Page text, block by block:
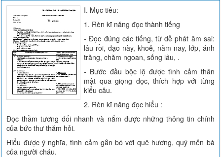
I. Mục tiêu:
1. Rèn kĩ năng đọc thành tiếng
- Đọc đúng các tiếng, từ dễ phát âm sai:
lâu rồi, dạo này, khoẻ, năm nay, lớp, ánh
trăng, chăm ngoan, sống lâu, .
- Bước đầu bộc lộ được tình cảm thân
mật qua giọng đọc, thích hợp với từng
kiểu câu.
2. Rèn kĩ năng đọc hiểu :
Đọc thầm tương đối nhanh và nắm được những thông tin chính
của bức thư thăm hỏi.
Hiểu được ý nghĩa, tình cảm gắn bó với quê hương, quý mến bà
của người cháu.